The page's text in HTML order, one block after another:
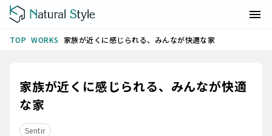
TOP WORKS 家族が近くに感じられる、みんなが快適な家
家族が近くに感じられる、みんなが快適
な家
Sentir